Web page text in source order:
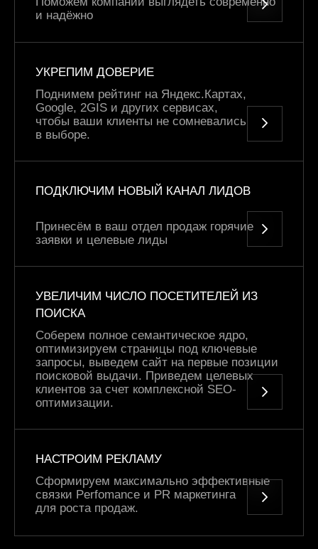
и надёжно
УКРЕПИМ ДОВЕРИЕ
Поднимем рейтинг на Яндекс.Картах,
Google, 2GIS и других сервисах,
чтобы ваши клиенты не сомневались
в выборе.
ПОДКЛЮЧИМ НОВЫЙ КАНАЛ ЛИДОВ
Принесём в ваш отдел продаж горячие
заявки и целевые лиды
УВЕЛИЧИМ ЧИСЛО ПОСЕТИТЕЛЕЙ ИЗ
ПОИСКА
Соберем полное семантическое ядро,
оптимизируем страницы под ключевые
запросы, выведем сайт на первые позиции
поисковой выдачи. Приведем целевых
клиентов за счет комплексной SEO-
оптимизации.
НАСТРОИМ РЕКЛАМУ
Сформируем максимально эффективные
связки Perfomance и PR маркетинга
для роста продаж.